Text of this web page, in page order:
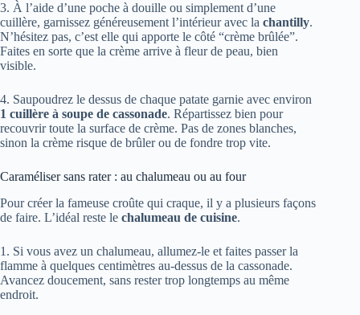
3. À l’aide d’une poche à douille ou simplement d’une
cuillère, garnissez généreusement l’intérieur avec la chantilly.
N’hésitez pas, c’est elle qui apporte le côté “crème brûlée”.
Faites en sorte que la crème arrive à fleur de peau, bien
visible.
4. Saupoudrez le dessus de chaque patate garnie avec environ
1 cuillère à soupe de cassonade. Répartissez bien pour
recouvrir toute la surface de crème. Pas de zones blanches,
sinon la crème risque de brûler ou de fondre trop vite.
Caraméliser sans rater : au chalumeau ou au four
Pour créer la fameuse croûte qui craque, il y a plusieurs façons
de faire. L’idéal reste le chalumeau de cuisine.
1. Si vous avez un chalumeau, allumez-le et faites passer la
flamme à quelques centimètres au-dessus de la cassonade.
Avancez doucement, sans rester trop longtemps au même
endroit.